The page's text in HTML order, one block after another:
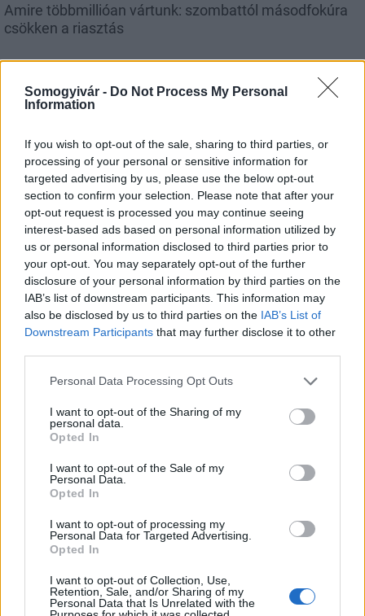
Somogyivár - Do Not Process My Personal
Information
If you wish to opt-out of the sale, sharing to third parties, or
processing of your personal or sensitive information for
targeted advertising by us, please use the below opt-out
section to confirm your selection. Please note that after your
opt-out request is processed you may continue seeing
interest-based ads based on personal information utilized by
us or personal information disclosed to third parties prior to
your opt-out. You may separately opt-out of the further
disclosure of your personal information by third parties on the
IAB’s list of downstream participants. This information may
also be disclosed by us to third parties on the IAB’s List of
Downstream Participants that may further disclose it to other
Please note that this website/app uses one or more Google
not limited to your visit or usage behaviour. You may click to
grant or deny consent to Google and its third-party tags to
use your data for below specified purposes in below Google
consent section.
Personal Data Processing Opt Outs
I want to opt-out of the Sharing of my
personal data.
Opted In
I want to opt-out of the Sale of my
Personal Data.
Opted In
I want to opt-out of processing my
Personal Data for Targeted Advertising.
Opted In
I want to opt-out of Collection, Use,
Retention, Sale, and/or Sharing of my
Personal Data that Is Unrelated with the
Amire többmillióan vártunk: szombattól másodfokúra
csökken a riasztás
MAGYAR ÉPÍTŐK
Aktuális
műemlékfelújítás műemlék restaurálás
Történelmi táj, amelynek minden köve mesél –
A projekt részeként megújulnak a területen található
műemlékek, köztük a különleges Műromok, valamint a közeli